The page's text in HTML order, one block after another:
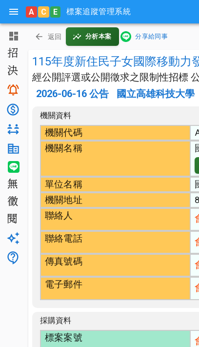
A C E 標案追蹤管理系統
主頁
招標公告
決標公告
搜尋與追蹤
對手分析
機關生態分析
無法決標
公開徵求
公開閱覽
升級方案
客服
返回 分析本案 分享給同事
115年度新住民子女國際移動力
經公開評選或公開徵求之限制性招標
2026-06-16 公告 國立高雄科技大學
機關資料
機關代碼
機關名稱
單位名稱
機關地址
聯絡人
聯絡電話
傳真號碼
電子郵件
採購資料
標案案號